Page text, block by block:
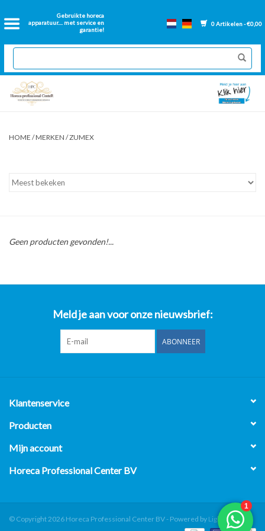
Gebruikte horeca
apparatuur.... met service en
garantie!
0 Artikelen - €0,00
Home
2dehands Horeca
Nieuwe apparatuur
Onderdelen bakwanden
Over ons
HOME /MERKEN /ZUMEX
Geen producten gevonden!...
Meld je aan voor onze nieuwsbrief:
ABONNEER
Klantenservice
Producten
Mijn account
Horeca Professional Center BV
© Copyright 2026 Horeca Professional Center BV - Powered by Lightspeed